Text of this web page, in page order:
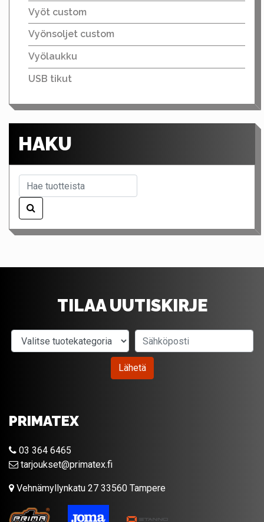
Vyöt custom
Vyönsoljet custom
Vyölaukku
USB tikut
HAKU
TILAA UUTISKIRJE
Valitse tuotekategoria
Lähetä
PRIMATEX
03 364 6465
tarjoukset@primatex.fi
Vehnämyllynkatu 27 33560 Tampere